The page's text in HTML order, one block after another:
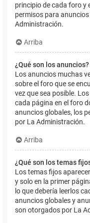
principio de cada foro y
permisos para
Administración.
Arriba
¿Qué son los anuncios?
Los anuncios muchas
sobre el foro que se
vez que sea posible.
cada página en el foro
anuncios globales, los
por La Administración.
Arriba
¿Qué son los temas
Los temas fijos
y solo en la primer
lo que debería leerlos
anuncios globales y
son otorgados por La